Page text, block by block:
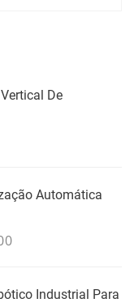
De
Automática
Industrial Para